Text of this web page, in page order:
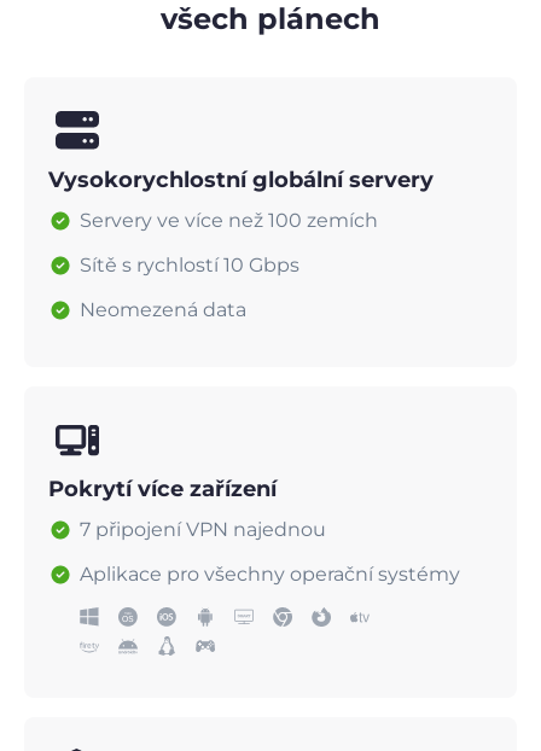
všech plánech
Vysokorychlostní globální servery
Servery ve více než 100 zemích
Sítě s rychlostí 10 Gbps
Neomezená data
Pokrytí více zařízení
7 připojení VPN najednou
Aplikace pro všechny operační systémy